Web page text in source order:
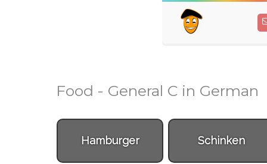
Food - General C in German
Hamburger Schinken